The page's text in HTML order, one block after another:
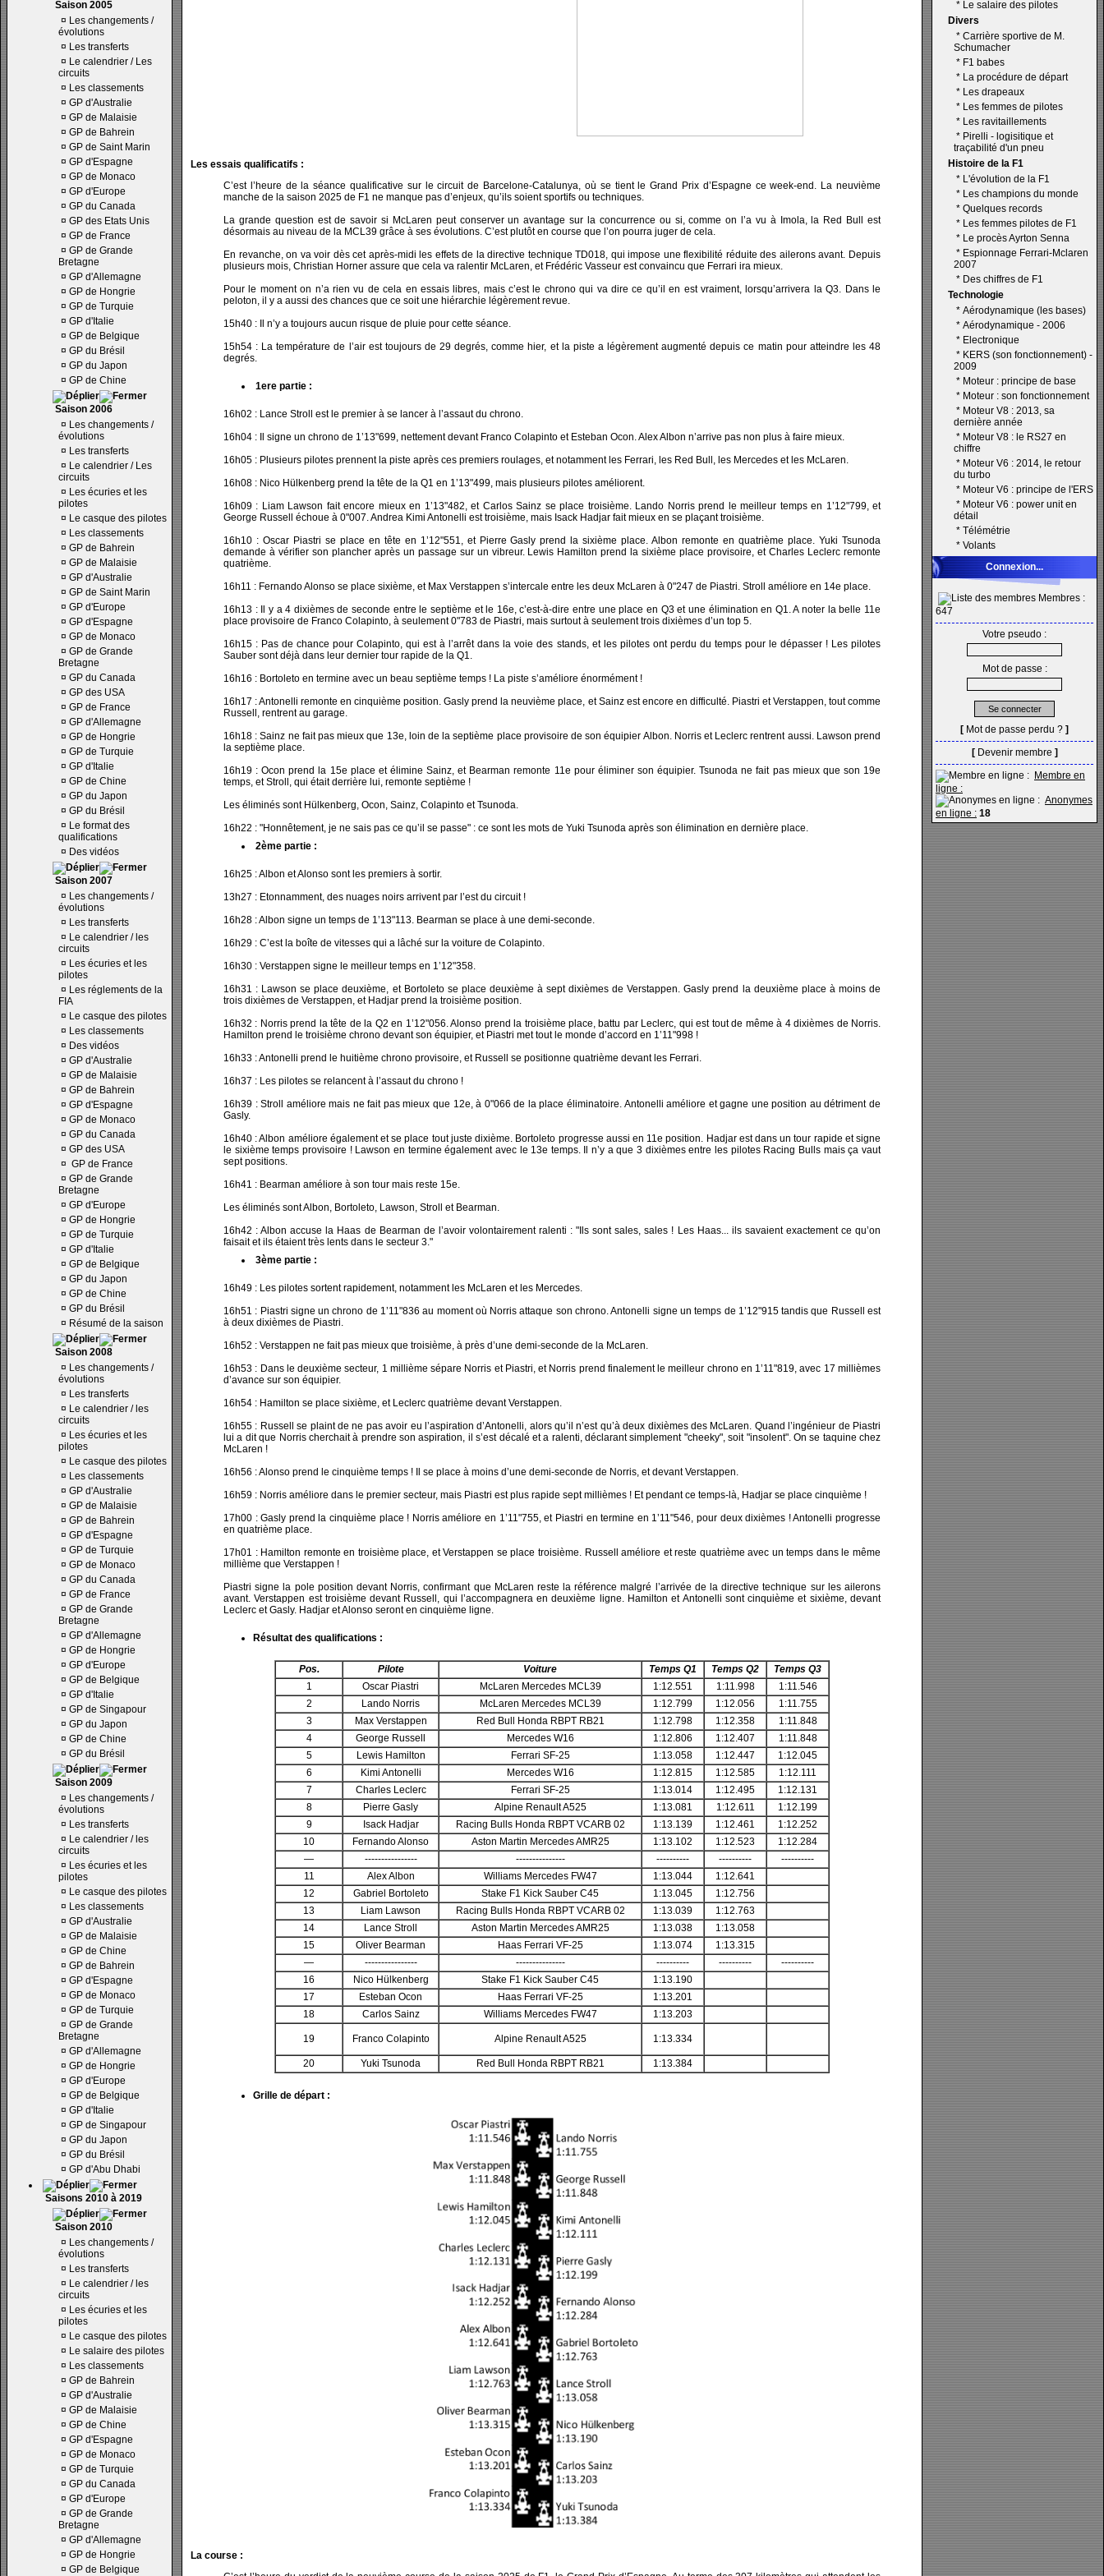
Saison 2005
¤ Les changements /
évolutions
¤ Les transferts
¤ Le calendrier / Les
circuits
¤ Les classements
¤ GP d'Australie
¤ GP de Malaisie
¤ GP de Bahrein
¤ GP de Saint Marin
¤ GP d'Espagne
¤ GP de Monaco
¤ GP d'Europe
¤ GP du Canada
¤ GP des Etats Unis
¤ GP de France
¤ GP de Grande
Bretagne
¤ GP d'Allemagne
¤ GP de Hongrie
¤ GP de Turquie
¤ GP d'Italie
¤ GP de Belgique
¤ GP du Brésil
¤ GP du Japon
¤ GP de Chine
Saison 2006
¤ Les changements /
évolutions
¤ Les transferts
¤ Le calendrier / Les
circuits
¤ Les écuries et les
pilotes
¤ Le casque des pilotes
¤ Les classements
¤ GP de Bahrein
¤ GP de Malaisie
¤ GP d'Australie
¤ GP de Saint Marin
¤ GP d'Europe
¤ GP d'Espagne
¤ GP de Monaco
¤ GP de Grande
Bretagne
¤ GP du Canada
¤ GP des USA
¤ GP de France
¤ GP d'Allemagne
¤ GP de Hongrie
¤ GP de Turquie
¤ GP d'Italie
¤ GP de Chine
¤ GP du Japon
¤ GP du Brésil
¤ Le format des
qualifications
¤ Des vidéos
Saison 2007
¤ Les changements /
évolutions
¤ Les transferts
¤ Le calendrier / les
circuits
¤ Les écuries et les
pilotes
¤ Les réglements de la
FIA
¤ Le casque des pilotes
¤ Les classements
¤ Des vidéos
¤ GP d'Australie
¤ GP de Malaisie
¤ GP de Bahrein
¤ GP d'Espagne
¤ GP de Monaco
¤ GP du Canada
¤ GP des USA
¤ GP de France
¤ GP de Grande
Bretagne
¤ GP d'Europe
¤ GP de Hongrie
¤ GP de Turquie
¤ GP d'Italie
¤ GP de Belgique
¤ GP du Japon
¤ GP de Chine
¤ GP du Brésil
¤ Résumé de la saison
Saison 2008
¤ Les changements /
évolutions
¤ Les transferts
¤ Le calendrier / les
circuits
¤ Les écuries et les
pilotes
¤ Le casque des pilotes
¤ Les classements
¤ GP d'Australie
¤ GP de Malaisie
¤ GP de Bahrein
¤ GP d'Espagne
¤ GP de Turquie
¤ GP de Monaco
¤ GP du Canada
¤ GP de France
¤ GP de Grande
Bretagne
¤ GP d'Allemagne
¤ GP de Hongrie
¤ GP d'Europe
¤ GP de Belgique
¤ GP d'Italie
¤ GP de Singapour
¤ GP du Japon
¤ GP de Chine
¤ GP du Brésil
Saison 2009
¤ Les changements /
évolutions
¤ Les transferts
¤ Le calendrier / les
circuits
¤ Les écuries et les
pilotes
¤ Le casque des pilotes
¤ Les classements
¤ GP d'Australie
¤ GP de Malaisie
¤ GP de Chine
¤ GP de Bahrein
¤ GP d'Espagne
¤ GP de Monaco
¤ GP de Turquie
¤ GP de Grande
Bretagne
¤ GP d'Allemagne
¤ GP de Hongrie
¤ GP d'Europe
¤ GP de Belgique
¤ GP d'Italie
¤ GP de Singapour
¤ GP du Japon
¤ GP du Brésil
¤ GP d'Abu Dhabi
Saisons 2010 à 2019
Saison 2010
¤ Les changements /
évolutions
¤ Les transferts
¤ Le calendrier / les
circuits
¤ Les écuries et les
pilotes
¤ Le casque des pilotes
¤ Le salaire des pilotes
¤ Les classements
¤ GP de Bahrein
¤ GP d'Australie
¤ GP de Malaisie
¤ GP de Chine
¤ GP d'Espagne
¤ GP de Monaco
¤ GP de Turquie
¤ GP du Canada
¤ GP d'Europe
¤ GP de Grande
Bretagne
¤ GP d'Allemagne
¤ GP de Hongrie
¤ GP de Belgique
Les essais qualificatifs :
C’est l’heure de la séance qualificative sur le circuit de Barcelone-Catalunya, où se tient le Grand Prix d’Espagne ce week-end. La neuvième
manche de la saison 2025 de F1 ne manque pas d’enjeux, qu’ils soient sportifs ou techniques.
La grande question est de savoir si McLaren peut conserver un avantage sur la concurrence ou si, comme on l’a vu à Imola, la Red Bull est
désormais au niveau de la MCL39 grâce à ses évolutions. C’est plutôt en course que l’on pourra juger de cela.
En revanche, on va voir dès cet après-midi les effets de la directive technique TD018, qui impose une flexibilité réduite des ailerons avant. Depuis
plusieurs mois, Christian Horner assure que cela va ralentir McLaren, et Frédéric Vasseur est convaincu que Ferrari ira mieux.
Pour le moment on n’a rien vu de cela en essais libres, mais c’est le chrono qui va dire ce qu’il en est vraiment, lorsqu’arrivera la Q3. Dans le
peloton, il y a aussi des chances que ce soit une hiérarchie légèrement revue.
15h40 : Il n’y a toujours aucun risque de pluie pour cette séance.
15h54 : La température de l’air est toujours de 29 degrés, comme hier, et la piste a légèrement augmenté depuis ce matin pour atteindre les 48
degrés.
1ere partie :
16h02 : Lance Stroll est le premier à se lancer à l’assaut du chrono.
16h04 : Il signe un chrono de 1’13"699, nettement devant Franco Colapinto et Esteban Ocon. Alex Albon n’arrive pas non plus à faire mieux.
16h05 : Plusieurs pilotes prennent la piste après ces premiers roulages, et notamment les Ferrari, les Red Bull, les Mercedes et les McLaren.
16h08 : Nico Hülkenberg prend la tête de la Q1 en 1’13"499, mais plusieurs pilotes améliorent.
16h09 : Liam Lawson fait encore mieux en 1’13"482, et Carlos Sainz se place troisième. Lando Norris prend le meilleur temps en 1’12"799, et
George Russell échoue à 0"007. Andrea Kimi Antonelli est troisième, mais Isack Hadjar fait mieux en se plaçant troisième.
16h10 : Oscar Piastri se place en tête en 1’12"551, et Pierre Gasly prend la sixième place. Albon remonte en quatrième place. Yuki Tsunoda
demande à vérifier son plancher après un passage sur un vibreur. Lewis Hamilton prend la sixième place provisoire, et Charles Leclerc remonte
quatrième.
16h11 : Fernando Alonso se place sixième, et Max Verstappen s’intercale entre les deux McLaren à 0"247 de Piastri. Stroll améliore en 14e place.
16h13 : Il y a 4 dixièmes de seconde entre le septième et le 16e, c’est-à-dire entre une place en Q3 et une élimination en Q1. A noter la belle 11e
place provisoire de Franco Colapinto, à seulement 0"783 de Piastri, mais surtout à seulement trois dixièmes d’un top 5.
16h15 : Pas de chance pour Colapinto, qui est à l’arrêt dans la voie des stands, et les pilotes ont perdu du temps pour le dépasser ! Les pilotes
Sauber sont déjà dans leur dernier tour rapide de la Q1.
16h16 : Bortoleto en termine avec un beau septième temps ! La piste s’améliore énormément !
16h17 : Antonelli remonte en cinquième position. Gasly prend la neuvième place, et Sainz est encore en difficulté. Piastri et Verstappen, tout comme
Russell, rentrent au garage.
16h18 : Sainz ne fait pas mieux que 13e, loin de la septième place provisoire de son équipier Albon. Norris et Leclerc rentrent aussi. Lawson prend
la septième place.
16h19 : Ocon prend la 15e place et élimine Sainz, et Bearman remonte 11e pour éliminer son équipier. Tsunoda ne fait pas mieux que son 19e
temps, et Stroll, qui était derrière lui, remonte septième !
Les éliminés sont Hülkenberg, Ocon, Sainz, Colapinto et Tsunoda.
16h22 : "Honnêtement, je ne sais pas ce qu’il se passe" : ce sont les mots de Yuki Tsunoda après son élimination en dernière place.
2ème partie :
16h25 : Albon et Alonso sont les premiers à sortir.
13h27 : Etonnamment, des nuages noirs arrivent par l’est du circuit !
16h28 : Albon signe un temps de 1’13"113. Bearman se place à une demi-seconde.
16h29 : C’est la boîte de vitesses qui a lâché sur la voiture de Colapinto.
16h30 : Verstappen signe le meilleur temps en 1’12"358.
16h31 : Lawson se place deuxième, et Bortoleto se place deuxième à sept dixièmes de Verstappen. Gasly prend la deuxième place à moins de
trois dixièmes de Verstappen, et Hadjar prend la troisième position.
16h32 : Norris prend la tête de la Q2 en 1’12"056. Alonso prend la troisième place, battu par Leclerc, qui est tout de même à 4 dixièmes de Norris.
Hamilton prend le troisième chrono devant son équipier, et Piastri met tout le monde d’accord en 1’11"998 !
16h33 : Antonelli prend le huitième chrono provisoire, et Russell se positionne quatrième devant les Ferrari.
16h37 : Les pilotes se relancent à l’assaut du chrono !
16h39 : Stroll améliore mais ne fait pas mieux que 12e, à 0"066 de la place éliminatoire. Antonelli améliore et gagne une position au détriment de
Gasly.
16h40 : Albon améliore également et se place tout juste dixième. Bortoleto progresse aussi en 11e position. Hadjar est dans un tour rapide et signe
le sixième temps provisoire ! Lawson en termine également avec le 13e temps. Il n’y a que 3 dixièmes entre les pilotes Racing Bulls mais ça vaut
sept positions.
16h41 : Bearman améliore à son tour mais reste 15e.
Les éliminés sont Albon, Bortoleto, Lawson, Stroll et Bearman.
16h42 : Albon accuse la Haas de Bearman de l’avoir volontairement ralenti : "Ils sont sales, sales ! Les Haas... ils savaient exactement ce qu’on
faisait et ils étaient très lents dans le secteur 3."
3ème partie :
16h49 : Les pilotes sortent rapidement, notamment les McLaren et les Mercedes.
16h51 : Piastri signe un chrono de 1’11"836 au moment où Norris attaque son chrono. Antonelli signe un temps de 1’12"915 tandis que Russell est
à deux dixièmes de Piastri.
16h52 : Verstappen ne fait pas mieux que troisième, à près d’une demi-seconde de la McLaren.
16h53 : Dans le deuxième secteur, 1 millième sépare Norris et Piastri, et Norris prend finalement le meilleur chrono en 1’11"819, avec 17 millièmes
d’avance sur son équipier.
16h54 : Hamilton se place sixième, et Leclerc quatrième devant Verstappen.
16h55 : Russell se plaint de ne pas avoir eu l’aspiration d’Antonelli, alors qu’il n’est qu’à deux dixièmes des McLaren. Quand l’ingénieur de Piastri
lui a dit que Norris cherchait à prendre son aspiration, il s’est décalé et a ralenti, déclarant simplement "cheeky", soit "insolent". On se taquine chez
McLaren !
16h56 : Alonso prend le cinquième temps ! Il se place à moins d’une demi-seconde de Norris, et devant Verstappen.
16h59 : Norris améliore dans le premier secteur, mais Piastri est plus rapide sept millièmes ! Et pendant ce temps-là, Hadjar se place cinquième !
17h00 : Gasly prend la cinquième place ! Norris améliore en 1’11"755, et Piastri en termine en 1’11"546, pour deux dixièmes ! Antonelli progresse
en quatrième place.
17h01 : Hamilton remonte en troisième place, et Verstappen se place troisième. Russell améliore et reste quatrième avec un temps dans le même
millième que Verstappen !
Piastri signe la pole position devant Norris, confirmant que McLaren reste la référence malgré l’arrivée de la directive technique sur les ailerons
avant. Verstappen est troisième devant Russell, qui l’accompagnera en deuxième ligne. Hamilton et Antonelli sont cinquième et sixième, devant
Leclerc et Gasly. Hadjar et Alonso seront en cinquième ligne.
Résultat des qualifications :
Pos. Pilote Voiture Temps Q1 Temps Q2
Temps Q3
1
Oscar Piastri McLaren Mercedes MCL39 1:12.551 1:11.998
1:11.546
2
Lando Norris McLaren Mercedes MCL39 1:12.799 1:12.056
1:11.755
3
Max Verstappen Red Bull Honda RBPT RB21 1:12.798 1:12.358
1:11.848
4
George Russell Mercedes W16 1:12.806 1:12.407
1:11.848
5
Lewis Hamilton Ferrari SF-25 1:13.058 1:12.447
1:12.045
6
Kimi Antonelli Mercedes W16 1:12.815 1:12.585
1:12.111
7
Charles Leclerc Ferrari SF-25 1:13.014 1:12.495
1:12.131
8
Pierre Gasly Alpine Renault A525 1:13.081 1:12.611
1:12.199
9
Isack Hadjar Racing Bulls Honda RBPT VCARB 02 1:13.139 1:12.461
1:12.252
10
Fernando Alonso Aston Martin Mercedes AMR25 1:13.102 1:12.523
1:12.284
—
---------------- --------------- ---------- ----------
----------
11
Alex Albon Williams Mercedes FW47 1:13.044
1:12.641
12
Gabriel Bortoleto Stake F1 Kick Sauber C45 1:13.045
1:12.756
13
Liam Lawson Racing Bulls Honda RBPT VCARB 02 1:13.039
1:12.763
14
Lance Stroll Aston Martin Mercedes AMR25 1:13.038
1:13.058
15
Oliver Bearman Haas Ferrari VF-25 1:13.074
1:13.315
—
---------------- --------------- ---------- ----------
----------
16
Nico Hülkenberg Stake F1 Kick Sauber C45
1:13.190
17
Esteban Ocon Haas Ferrari VF-25
1:13.201
18
Carlos Sainz Williams Mercedes FW47 1:13.203
19 Franco Colapinto Alpine Renault A525 1:13.334
20 Yuki Tsunoda Red Bull Honda RBPT RB21 1:13.384
Grille de départ :
La course :
* Le salaire des pilotes
Divers
* Carrière sportive de M.
Schumacher
* F1 babes
* La procédure de départ
* Les drapeaux
* Les femmes de pilotes
* Les ravitaillements
* Pirelli - logisitique et
traçabilité d'un pneu
Histoire de la F1
* L'évolution de la F1
* Les champions du monde
* Quelques records
* Les femmes pilotes de F1
* Le procès Ayrton Senna
* Espionnage Ferrari-Mclaren
2007
* Des chiffres de F1
Technologie
* Aérodynamique (les bases)
* Aérodynamique - 2006
* Electronique
* KERS (son fonctionnement) -
2009
* Moteur : principe de base
* Moteur : son fonctionnement
* Moteur V8 : 2013, sa
dernière année
* Moteur V8 : le RS27 en
chiffre
* Moteur V6 : 2014, le retour
du turbo
* Moteur V6 : principe de l'ERS
* Moteur V6 : power unit en
détail
* Télémétrie
* Volants
Connexion...
Membres :
647
Votre pseudo :
Mot de passe :
[ Mot de passe perdu ? ]
[ Devenir membre ]
Membre en
ligne :
Anonymes
en ligne : 18